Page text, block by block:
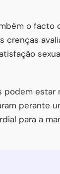
o facto
podem estar
perante
para a